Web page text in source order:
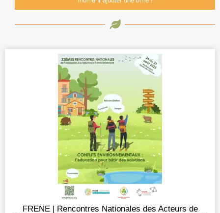
FRENE | Rencontres Nationales des Acteurs de